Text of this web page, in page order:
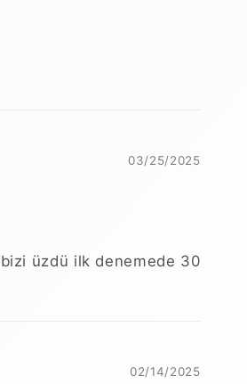
03/25/2025
üzdü ilk denemede 30
02/14/2025